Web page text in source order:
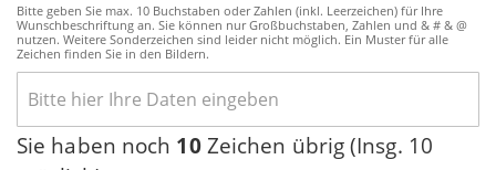
Bitte geben Sie max. 10 Buchstaben oder Zahlen (inkl. Leerzeichen) für Ihre
Wunschbeschriftung an. Sie können nur Großbuchstaben, Zahlen und & # & @
nutzen. Weitere Sonderzeichen sind leider nicht möglich. Ein Muster für alle
Zeichen finden Sie in den Bildern.
Sie haben noch 10Zeichen übrig (Insg. 10